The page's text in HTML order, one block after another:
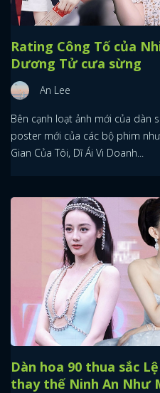
Rating Công Tố của
Dương Tử cưa sừng
An Lee
Bên cạnh loạt ảnh mới của dàn
poster mới của các bộ phim
Gian Của Tôi, Dĩ Ái Vi Doanh...
Dàn hoa 90 thua sắc
thay thế Ninh An Như